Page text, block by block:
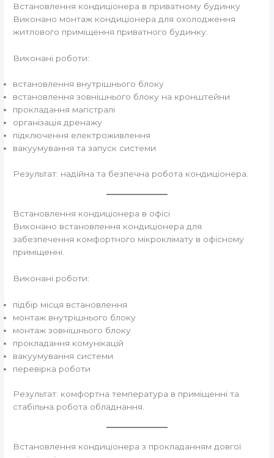
Встановлення кондиціонера в приватному будинку
Виконано монтаж кондиціонера для охолодження
житлового приміщення приватного будинку.
Виконані роботи:
встановлення внутрішнього блоку
встановлення зовнішнього блоку на кронштейни
прокладання магістралі
організація дренажу
підключення електроживлення
вакуумування та запуск системи
Результат: надійна та безпечна робота кондиціонера.
Встановлення кондиціонера в офісі
Виконано встановлення кондиціонера для
забезпечення комфортного мікроклімату в офісному
приміщенні.
Виконані роботи:
підбір місця встановлення
монтаж внутрішнього блоку
монтаж зовнішнього блоку
прокладання комунікацій
вакуумування системи
перевірка роботи
Результат: комфортна температура в приміщенні та
стабільна робота обладнання.
Встановлення кондиціонера з прокладанням довгої